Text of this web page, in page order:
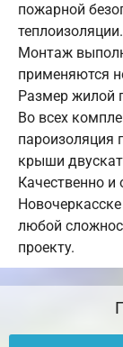
пожарной
теплоизоляции.
Монтаж
применяются
Размер жилой
Во всех
пароизоляция
крыши
Качественно и
любой
проекту.